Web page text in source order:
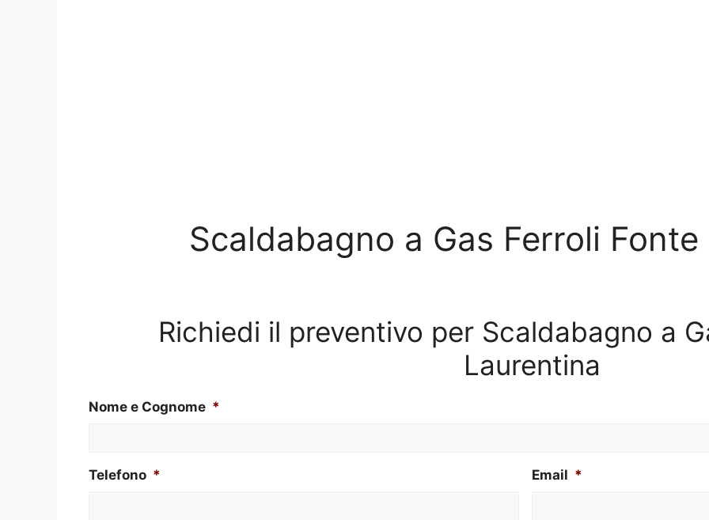
Scaldabagno a Gas Ferroli
Richiedi il preventivo per Scaldabagno a
Laurentina
Nome e Cognome *
Telefono * Email *